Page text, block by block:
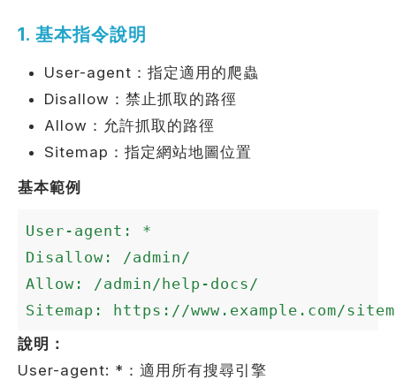
1. 基本指令說明
User-agent：指定適用的爬蟲
Disallow：禁止抓取的路徑
Allow：允許抓取的路徑
Sitemap：指定網站地圖位置
基本範例
User-agent: *
Disallow: /admin/
Allow: /admin/help-docs/
Sitemap: https://www.example.com/
說明：
User-agent: *：適用所有搜尋引擎